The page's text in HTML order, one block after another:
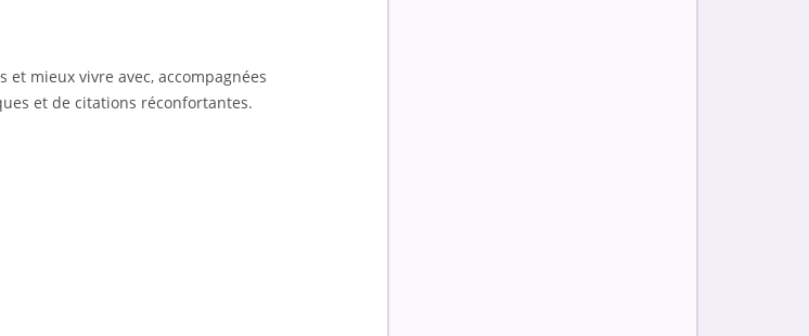
mieux vivre avec, accompagnées
et de citations réconfortantes.